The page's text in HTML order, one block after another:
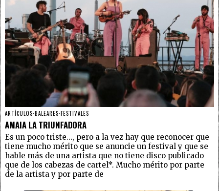
ARTÍCULOS·BALEARES·FESTIVALES
AMAIA LA TRIUNFADORA
Es un poco triste…, pero a la vez hay que reconocer que
tiene mucho mérito que se anuncie un festival y que se
hable más de una artista que no tiene disco publicado
que de los cabezas de cartel*. Mucho mérito por parte
de la artista y por parte de